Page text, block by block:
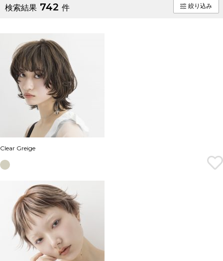
検索結果 742 件 絞り込み
Clear Greige